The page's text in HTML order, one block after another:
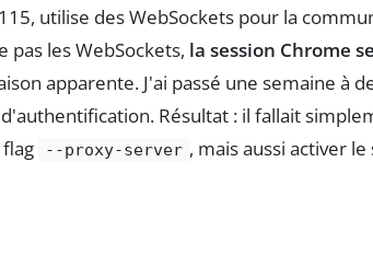
utilise des WebSockets pour la
pas les WebSockets, la session Chrome
apparente. J'ai passé une semaine à
Résultat : il fallait
--proxy-server , mais aussi activer